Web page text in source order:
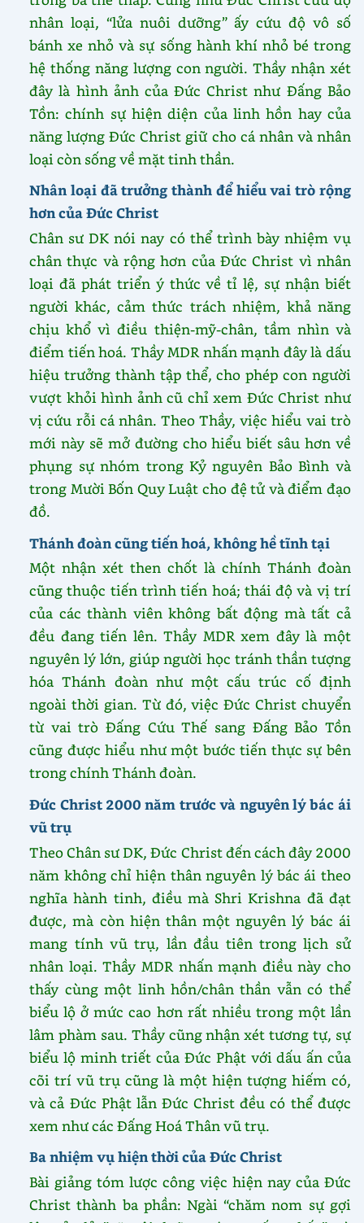
nhân loại, “lửa nuôi dưỡng” ấy cứu độ vô số
bánh xe nhỏ và sự sống hành khí nhỏ bé trong
hệ thống năng lượng con người. Thầy nhận xét
đây là hình ảnh của Đức Christ như Đấng Bảo
Tồn: chính sự hiện diện của linh hồn hay của
năng lượng Đức Christ giữ cho cá nhân và nhân
loại còn sống về mặt tinh thần.
Nhân loại đã trưởng thành để hiểu vai trò rộng
hơn của Đức Christ
Chân sư DK nói nay có thể trình bày nhiệm vụ
chân thực và rộng hơn của Đức Christ vì nhân
loại đã phát triển ý thức về tỉ lệ, sự nhận biết
người khác, cảm thức trách nhiệm, khả năng
chịu khổ vì điều thiện-mỹ-chân, tầm nhìn và
điểm tiến hoá. Thầy MDR nhấn mạnh đây là dấu
hiệu trưởng thành tập thể, cho phép con người
vượt khỏi hình ảnh cũ chỉ xem Đức Christ như
vị cứu rỗi cá nhân. Theo Thầy, việc hiểu vai trò
mới này sẽ mở đường cho hiểu biết sâu hơn về
phụng sự nhóm trong Kỷ nguyên Bảo Bình và
trong Mười Bốn Quy Luật cho đệ tử và điểm đạo
đồ.
Thánh đoàn cũng tiến hoá, không hề tĩnh tại
Một nhận xét then chốt là chính Thánh đoàn
cũng thuộc tiến trình tiến hoá; thái độ và vị trí
của các thành viên không bất động mà tất cả
đều đang tiến lên. Thầy MDR xem đây là một
nguyên lý lớn, giúp người học tránh thần tượng
hóa Thánh đoàn như một cấu trúc cố định
ngoài thời gian. Từ đó, việc Đức Christ chuyển
từ vai trò Đấng Cứu Thế sang Đấng Bảo Tồn
cũng được hiểu như một bước tiến thực sự bên
trong chính Thánh đoàn.
Đức Christ 2000 năm trước và nguyên lý bác ái
vũ trụ
Theo Chân sư DK, Đức Christ đến cách đây 2000
năm không chỉ hiện thân nguyên lý bác ái theo
nghĩa hành tinh, điều mà Shri Krishna đã đạt
được, mà còn hiện thân một nguyên lý bác ái
mang tính vũ trụ, lần đầu tiên trong lịch sử
nhân loại. Thầy MDR nhấn mạnh điều này cho
thấy cùng một linh hồn/chân thần vẫn có thể
biểu lộ ở mức cao hơn rất nhiều trong một lần
lâm phàm sau. Thầy cũng nhận xét tương tự, sự
biểu lộ minh triết của Đức Phật với dấu ấn của
cõi trí vũ trụ cũng là một hiện tượng hiếm có,
và cả Đức Phật lẫn Đức Christ đều có thể được
xem như các Đấng Hoá Thân vũ trụ.
Ba nhiệm vụ hiện thời của Đức Christ
Bài giảng tóm lược công việc hiện nay của Đức
Christ thành ba phần: Ngài “chăm nom sự gợi